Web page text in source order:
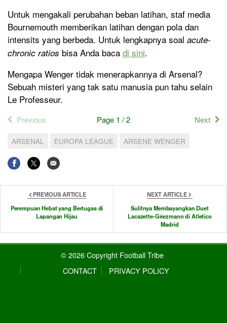
Untuk mengakali perubahan beban latihan, staf media
Bournemouth memberikan latihan dengan pola dan
intensits yang berbeda. Untuk lengkapnya soal acute-
chronic ratios bisa Anda baca di sini.
Mengapa Wenger tidak menerapkannya di Arsenal?
Sebuah misteri yang tak satu manusia pun tahu selain
Le Professeur.
Previous Page 1 / 2 Next
ARSENAL EUROPA LEAGUE ARSENE WENGER
PREVIOUS ARTICLE
Perempuan Hebat yang Bertugas di
Lapangan Hijau
NEXT ARTICLE
Sulitnya Membayangkan Duet
Lacazette-Griezmann di Atletico
Madrid
© 2026 Copyright Football Tribe
CONTACT
PRIVACY POLICY